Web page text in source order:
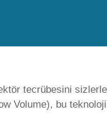
tecrübesini sizlerle
Volume), bu teknoloji